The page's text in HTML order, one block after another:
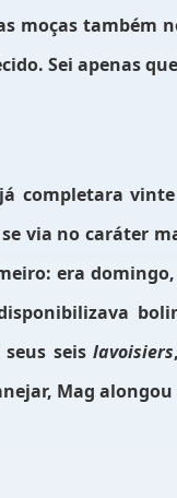
moças também
Sei apenas
completara
via no caráter
era
seis lavoisiers
Mag